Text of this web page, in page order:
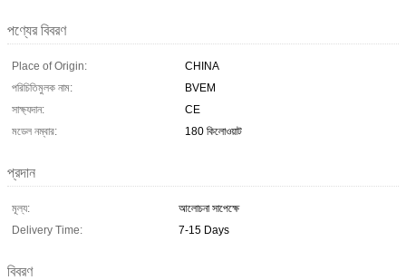
পণ্যের বিবরণ
Place of Origin:
CHINA
পরিচিতিমুলক নাম:
BVEM
সাক্ষ্যদান:
CE
মডেল নম্বার:
180 কিলোওয়াট
প্রদান
মূল্য:
আলোচনা সাপেক্ষে
Delivery Time:
7-15 Days
বিবরণ